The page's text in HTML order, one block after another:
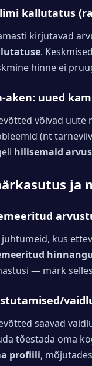
kallutatus
kirjutavad
.
hinne ei
aken: uued
võivad uute
(nt
hilisemaid
ja
juhtumeid, kus
— märk
saavad
tõestada oma
profiili,